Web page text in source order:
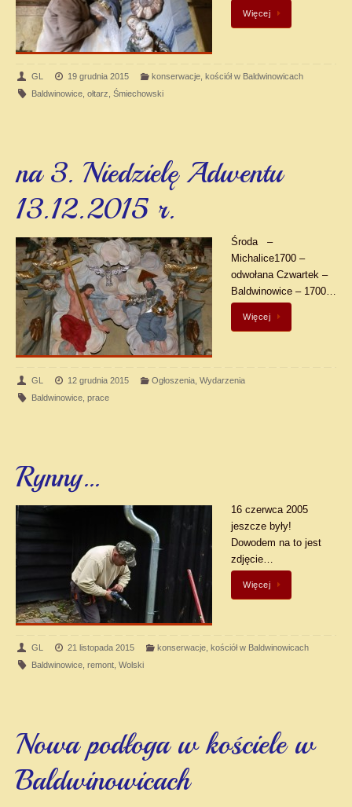
Więcej
GL 19 grudnia 2015 konserwacje, kościół w Baldwinowicach
Baldwinowice, ołtarz Śmiechowski
na 3. Niedzielę Adwentu
13.12.2015 r.
Środa –
Michalice1700 –
odwołana Czwartek –
Baldwinowice – 1700…
Więcej
GL 12 grudnia 2015 Ogłoszenia, Wydarzenia
Baldwinowice, prace
Rynny…
16 czerwca 2005
jeszcze były!
Dowodem na to jest
zdjęcie…
Więcej
GL 21 listopada 2015 konserwacje, kościół w Baldwinowicach
Baldwinowice, remont, Wolski
Nowa podłoga w kościele w
Baldwinowicach